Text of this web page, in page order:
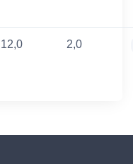
12,0 2,0